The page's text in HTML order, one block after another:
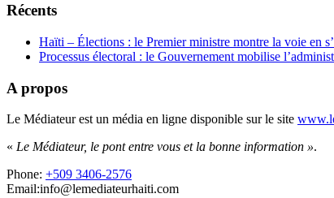
Récents
Haïti – Élections : le Premier ministre montre la voie en
Processus électoral : le Gouvernement mobilise
A propos
Le Médiateur est un média en ligne disponible sur le site
« Le Médiateur, le pont entre vous et la bonne information ».
Phone: +509 3406-2576
Email:info@lemediateurhaiti.com